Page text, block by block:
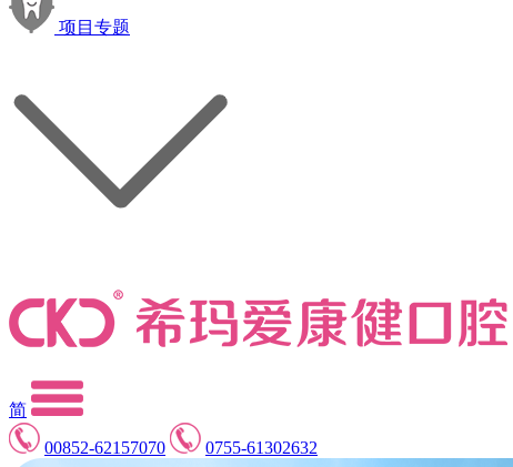
项目专题
简
00852-62157070
0755-61302632